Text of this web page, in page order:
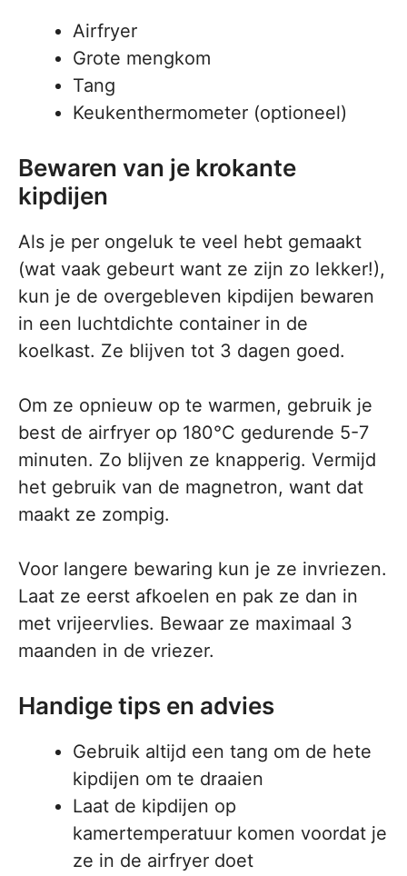
Airfryer
Grote mengkom
Tang
Keukenthermometer (optioneel)
Bewaren van je krokante
kipdijen
Als je per ongeluk te veel hebt gemaakt
(wat vaak gebeurt want ze zijn zo lekker!),
kun je de overgebleven kipdijen bewaren
in een luchtdichte container in de
koelkast. Ze blijven tot 3 dagen goed.
Om ze opnieuw op te warmen, gebruik je
best de airfryer op 180°C gedurende 5-7
minuten. Zo blijven ze knapperig. Vermijd
het gebruik van de magnetron, want dat
maakt ze zompig.
Voor langere bewaring kun je ze invriezen.
Laat ze eerst afkoelen en pak ze dan in
met vrijeervlies. Bewaar ze maximaal 3
maanden in de vriezer.
Handige tips en advies
Gebruik altijd een tang om de hete
kipdijen om te draaien
Laat de kipdijen op
kamertemperatuur komen voordat je
ze in de airfryer doet